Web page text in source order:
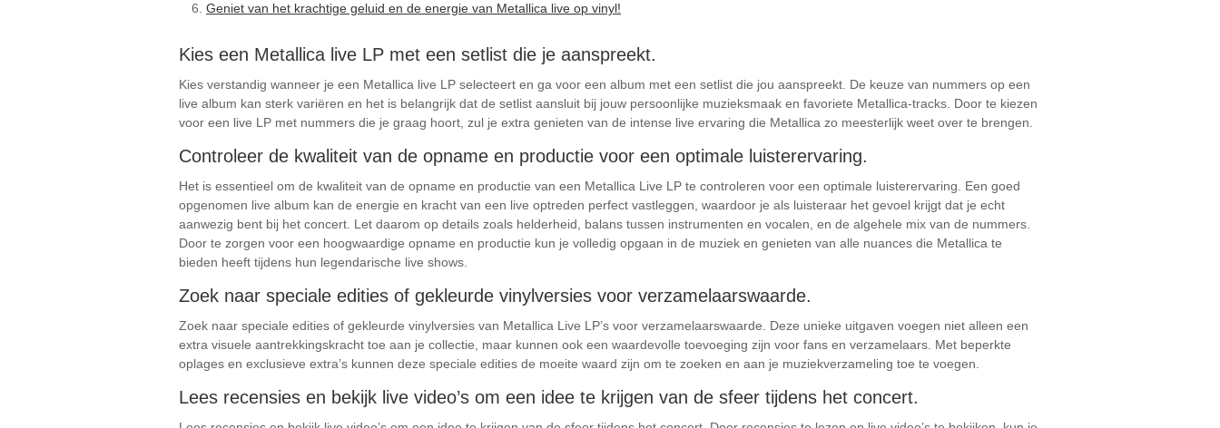
Geniet van het krachtige geluid en de energie van Metallica live op vinyl!
Kies een Metallica live LP met een setlist die je aanspreekt.
Kies verstandig wanneer je een Metallica live LP selecteert en ga voor een album met een setlist die jou aanspreekt. De keuze van nummers op een
live album kan sterk variëren en het is belangrijk dat de setlist aansluit bij jouw persoonlijke muzieksmaak en favoriete Metallica-tracks. Door te kiezen
voor een live LP met nummers die je graag hoort, zul je extra genieten van de intense live ervaring die Metallica zo meesterlijk weet over te brengen.
Controleer de kwaliteit van de opname en productie voor een optimale luisterervaring.
Het is essentieel om de kwaliteit van de opname en productie van een Metallica Live LP te controleren voor een optimale luisterervaring. Een goed
opgenomen live album kan de energie en kracht van een live optreden perfect vastleggen, waardoor je als luisteraar het gevoel krijgt dat je echt
aanwezig bent bij het concert. Let daarom op details zoals helderheid, balans tussen instrumenten en vocalen, en de algehele mix van de nummers.
Door te zorgen voor een hoogwaardige opname en productie kun je volledig opgaan in de muziek en genieten van alle nuances die Metallica te
bieden heeft tijdens hun legendarische live shows.
Zoek naar speciale edities of gekleurde vinylversies voor verzamelaarswaarde.
Zoek naar speciale edities of gekleurde vinylversies van Metallica Live LP’s voor verzamelaarswaarde. Deze unieke uitgaven voegen niet alleen een
extra visuele aantrekkingskracht toe aan je collectie, maar kunnen ook een waardevolle toevoeging zijn voor fans en verzamelaars. Met beperkte
oplages en exclusieve extra’s kunnen deze speciale edities de moeite waard zijn om te zoeken en aan je muziekverzameling toe te voegen.
Lees recensies en bekijk live video’s om een idee te krijgen van de sfeer tijdens het concert.